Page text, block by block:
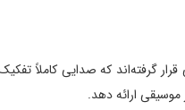
ارائه دهد.